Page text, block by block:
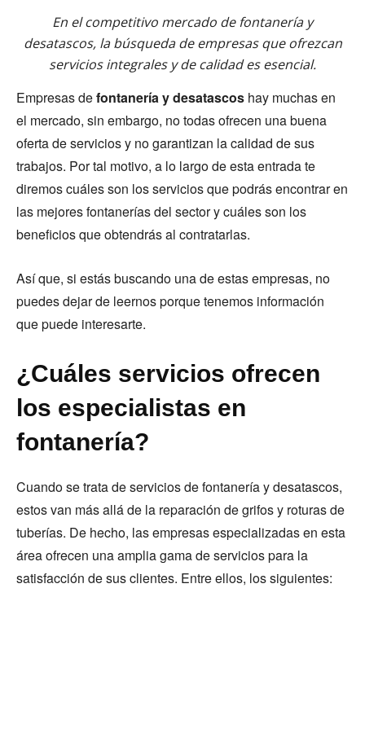
En el competitivo mercado de fontanería y
desatascos, la búsqueda de empresas que ofrezcan
servicios integrales y de calidad es esencial.
Empresas defontanería y desatascos hay muchas en
el mercado, sin embargo, no todas ofrecen una buena
oferta de servicios y no garantizan la calidad de sus
trabajos. Por tal motivo, a lo largo de esta entrada te
diremos cuáles son los servicios que podrás encontrar en
las mejores fontanerías del sector y cuáles son los
beneficios que obtendrás al contratarlas.
Así que, si estás buscando una de estas empresas, no
puedes dejar de leernos porque tenemos información
que puede interesarte.
¿Cuáles servicios ofrecen
los especialistas en
fontanería?
Cuando se trata de servicios de fontanería y desatascos,
estos van más allá de la reparación de grifos y roturas de
tuberías. De hecho, las empresas especializadas en esta
área ofrecen una amplia gama de servicios para la
satisfacción de sus clientes. Entre ellos, los siguientes: